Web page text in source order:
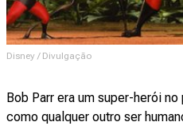
Disney / Divulgação
Bob Parr era um super-herói
como qualquer outro ser